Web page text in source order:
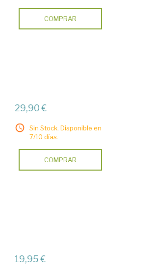
COMPRAR
29,90 €
Sin Stock. Disponible en
7/10 días.
COMPRAR
19,95 €